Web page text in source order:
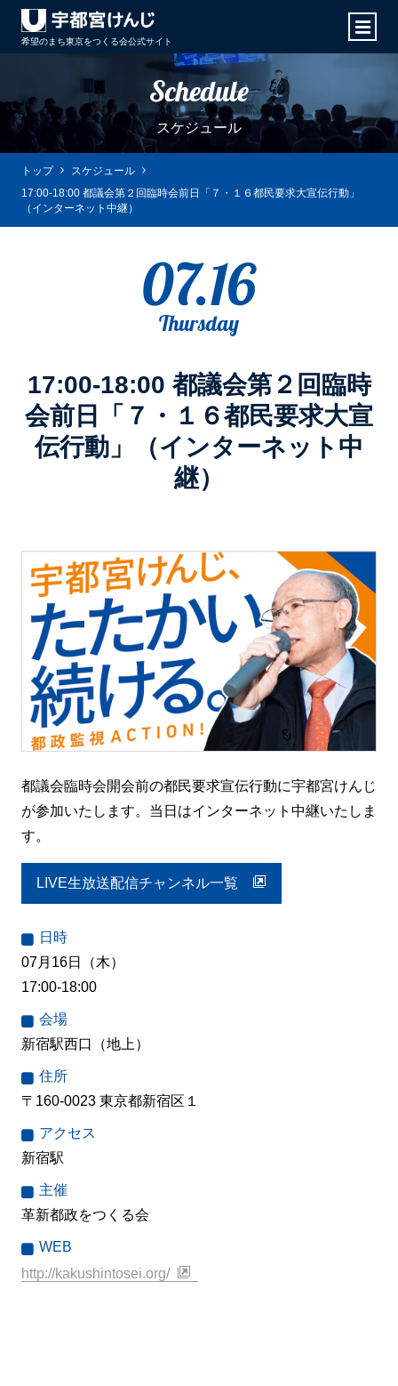
希望のまち東京をつくる会公式サイト
Schedule
スケジュール
トップ
スケジュール
17:00-18:00 都議会第２回臨時会前日「７・１６都民要求大宣伝行動」
（インターネット中継）
07.16
Thursday
17:00-18:00 都議会第２回臨時
会前日「７・１６都民要求大宣
伝行動」（インターネット中
継）
都議会臨時会開会前の都民要求宣伝行動に宇都宮けんじ
が参加いたします。当日はインターネット中継いたしま
す。
LIVE生放送配信チャンネル一覧
日時
07月16日（木）
17:00-18:00
会場
新宿駅西口（地上）
住所
〒160-0023 東京都新宿区１
アクセス
新宿駅
主催
革新都政をつくる会
WEB
http://kakushintosei.org/